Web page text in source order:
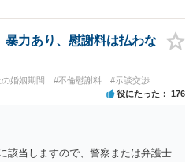
暴力あり、慰謝料は払わな
婚姻期間 #不倫慰謝料 #示談交渉
役にたった 176
該当しますので、警察または弁護士